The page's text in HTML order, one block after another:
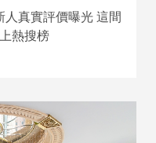
真實評價曝光 這間
熱搜榜